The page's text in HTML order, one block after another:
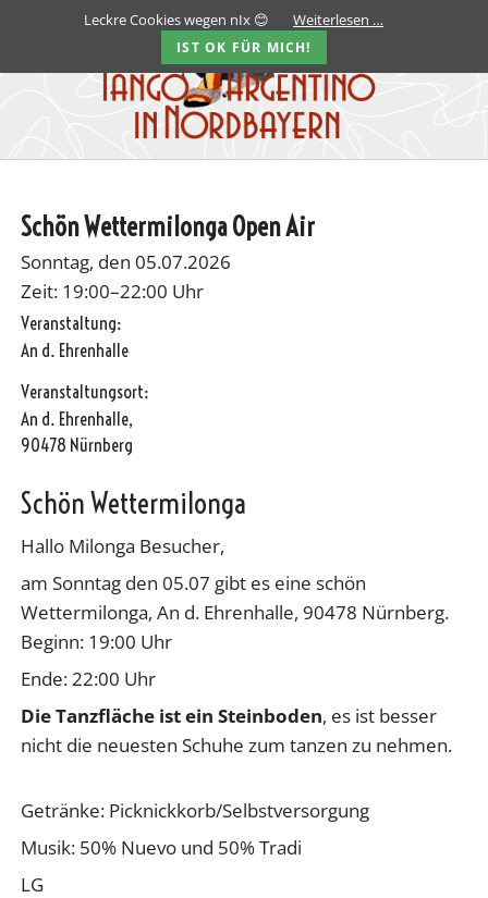
Schön Wettermilonga Open Air
Sonntag, den 05.07.2026
Zeit: 19:00–22:00 Uhr
Veranstaltung:
An d. Ehrenhalle
Veranstaltungsort:
An d. Ehrenhalle,
90478 Nürnberg
Schön Wettermilonga
Hallo Milonga Besucher,
am Sonntag den 05.07 gibt es eine schön
Wettermilonga, An d. Ehrenhalle, 90478 Nürnberg.
Beginn: 19:00 Uhr
Ende: 22:00 Uhr
Die Tanzfläche ist ein Steinboden, es ist besser
nicht die neuesten Schuhe zum tanzen zu nehmen.
Getränke: Picknickkorb/Selbstversorgung
Musik: 50% Nuevo und 50% Tradi
LG
Leckre Cookies wegen nIx 😊 Weiterlesen …
IST OK FÜR MICH!